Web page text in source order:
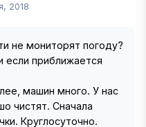
2018
не мониторят погоду?
если приближается
машин много. У нас
чистят. Сначала
Круглосуточно.